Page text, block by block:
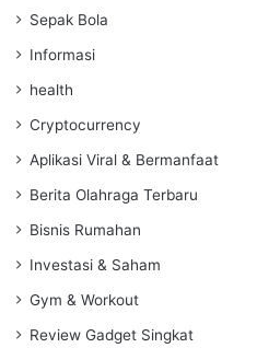
Sepak Bola
Informasi
health
Cryptocurrency
Aplikasi Viral & Bermanfaat
Berita Olahraga Terbaru
Bisnis Rumahan
Investasi & Saham
Gym & Workout
Review Gadget Singkat